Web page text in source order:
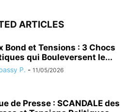
ARTICLES
Bond et Tensions : 3 Chocs
qui Bouleversent le...
P. - 11/05/2026
de Presse : SCANDALE des